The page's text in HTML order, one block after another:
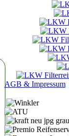
AGB & Impressum